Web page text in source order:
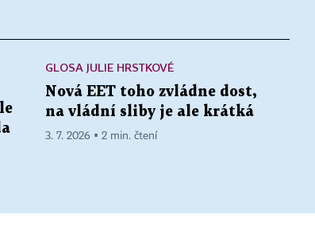
GLOSA JULIE HRSTKOVÉ
Nová EET toho zvládne dost,
na vládní sliby je ale krátká
3. 7. 2026 ▪ 2 min. čtení